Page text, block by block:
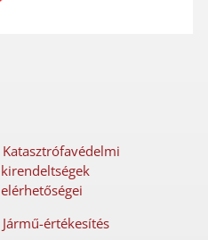
Katasztrófavédelmi
kirendeltségek
elérhetőségei
Jármű-értékesítés